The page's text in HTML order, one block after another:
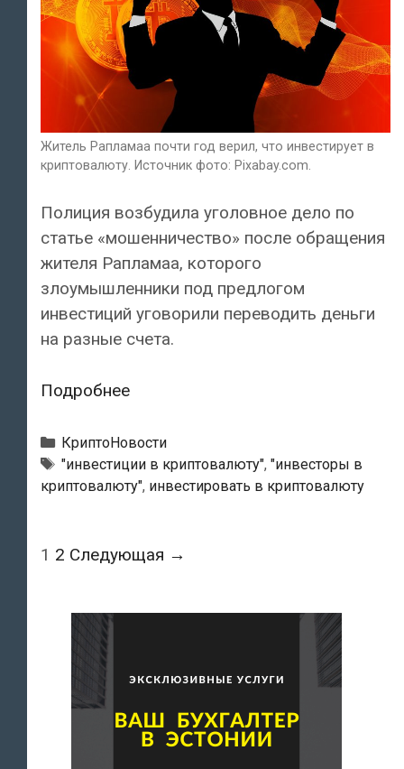
Житель Рапламаа почти год верил, что инвестирует в
криптовалюту. Источник фото: Pixabay.com.
Полиция возбудила уголовное дело по
статье «мошенничество» после обращения
жителя Рапламаа, которого
злоумышленники под предлогом
инвестиций уговорили переводить деньги
на разные счета.
ПодробнееЖитель
почти
год
верил,
в
Рубрики
КриптоНовости
Тэги
"инвестиции в криптовалюту", "инвесторы в
криптовалюту", инвестировать в криптовалюту
Навигация
1 2 Следующая →